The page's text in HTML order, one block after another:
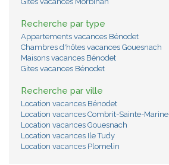
Recherche par type
Appartements vacances Bénodet
Chambres d'hôtes vacances Gouesnach
Maisons vacances Bénodet
Gites vacances Bénodet
Recherche par ville
Location vacances Bénodet
Location vacances Combrit-Sainte-Marine
Location vacances Gouesnach
Location vacances Ile Tudy
Location vacances Plomelin